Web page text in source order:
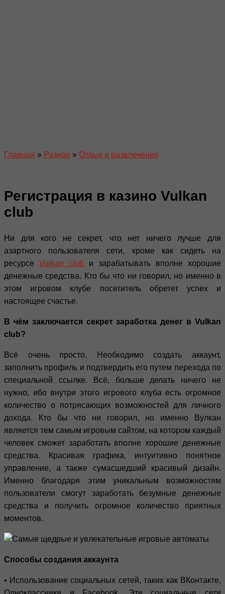
Главная » Разное » Отдых и развлечения
Регистрация в казино Vulkan
club
Ни для кого не секрет, что нет ничего лучше для
азартного пользователя сети, кроме как сидеть на
ресурсе Vulkan club и зарабатывать вполне хорошие
денежные средства. Кто бы что ни говорил, но именно в
этом игровом клубе посетитель обретет успех и
настоящее счастье.
В чём заключается секрет заработка денег в Vulkan
club?
Всё очень просто. Необходимо создать аккаунт,
заполнить профиль и подтвердить его путем перехода по
специальной ссылке. Всё, больше делать ничего не
нужно, ибо внутри этого игрового клуба есть огромное
количество о потрясающих возможностей для личного
дохода. Кто бы что ни говорил, но именно Вулкан
является тем самым игровым сайтом, на котором каждый
человек сможет заработать вполне хорошие денежные
средства. Красивая графика, интуитивно понятное
управление, а также сумасшедший красивый дизайн.
Именно благодаря этим уникальным возможностям
пользователи смогут заработать безумные денежные
средства и получить огромное количество приятных
моментов.
Способы создания аккаунта
• Использование социальных сетей, таких как ВКонтакте,